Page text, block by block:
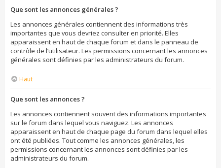
Que sont les annonces générales ?
Les annonces générales contiennent des informations très
importantes que vous devriez consulter en priorité. Elles
apparaissent en haut de chaque forum et dans le panneau de
contrôle de l’utilisateur. Les permissions concernant les annonces
générales sont définies par les administrateurs du forum.
Haut
Que sont les annonces ?
Les annonces contiennent souvent des informations importantes
sur le forum dans lequel vous naviguez. Les annonces
apparaissent en haut de chaque page du forum dans lequel elles
ont été publiées. Tout comme les annonces générales, les
permissions concernant les annonces sont définies par les
administrateurs du forum.